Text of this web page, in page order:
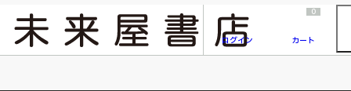
『ONE PIECE magazine 021 ONE PIECEカード付き同梱版』発売延期のご案内
ログイン
0
カート